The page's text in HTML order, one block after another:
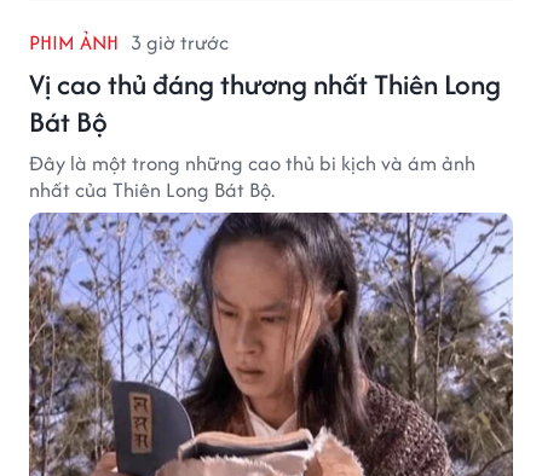
PHIM ẢNH 3 giờ trước
Vị cao thủ đáng thương nhất Thiên Long
Bát Bộ
Đây là một trong những cao thủ bi kịch và ám ảnh
nhất của Thiên Long Bát Bộ.